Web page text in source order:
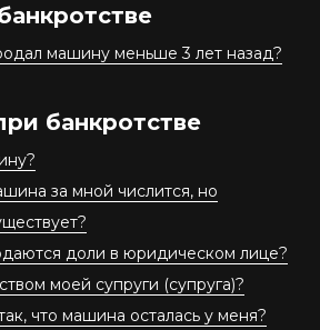
машину меньше 3 лет назад?
банкротстве
за мной числится, но
доли в юридическом лице?
моей супруги (супруга)?
что машина осталась у меня?